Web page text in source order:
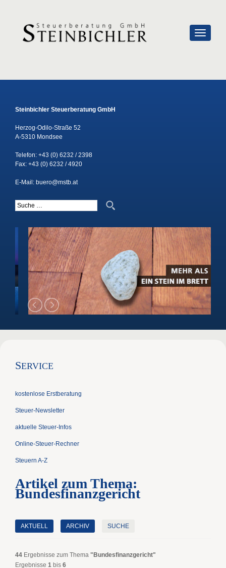
Steinbichler Steuerberatung GmbH
Herzog-Odilo-Straße 52
A-5310 Mondsee
Telefon: +43 (0) 6232 / 2398
Fax: +43 (0) 6232 / 4920
E-Mail: buero@mstb.at
Suche nach:
SERVICE
kostenlose Erstberatung
Steuer-Newsletter
aktuelle Steuer-Infos
Online-Steuer-Rechner
Steuern A-Z
Artikel zum Thema:
Bundesfinanzgericht
AKTUELL ARCHIV SUCHE
44 Ergebnisse zum Thema "Bundesfinanzgericht"
Ergebnisse 1 bis 6